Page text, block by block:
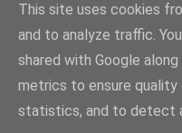
Autor
This site uses cookies
and to analyze traffic.
shared with Google
metrics to ensure quality
statistics, and to detect